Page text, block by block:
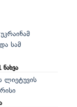
სამ
ნახვა
ლიეტუვის